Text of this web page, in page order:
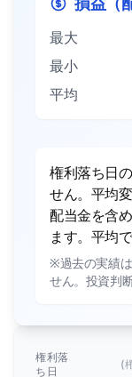
最大
最小
平均
権利落ち日
せん。平均
配当金を含
ます。平均
※過去の実績
せん。投資判
権利落
ち日
(